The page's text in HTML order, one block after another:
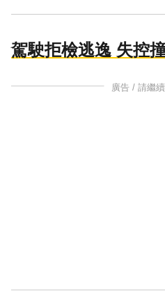
駕駛拒檢逃逸 失控
廣告 / 請繼